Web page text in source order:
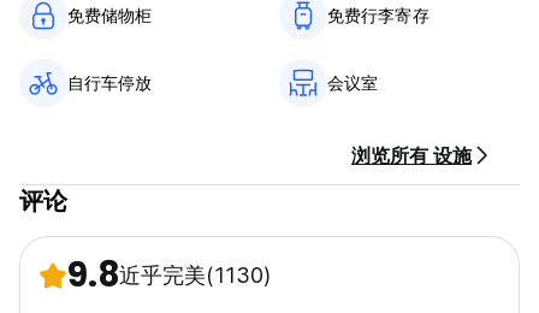
我的儿子保护区之旅
金手桥（岘港）
免费越南语课程（基本旅行短语和问候语）
条款和政策：
取消政策： 请至少在您预计抵达前 2 天通知我们。延迟取消或“未
入住”将收取相当于您入住第一晚的费用。
免费储物柜 免费行李寄存
自行车停放 会议室
浏览所有 设施
评论
9.8近乎完美(1130)